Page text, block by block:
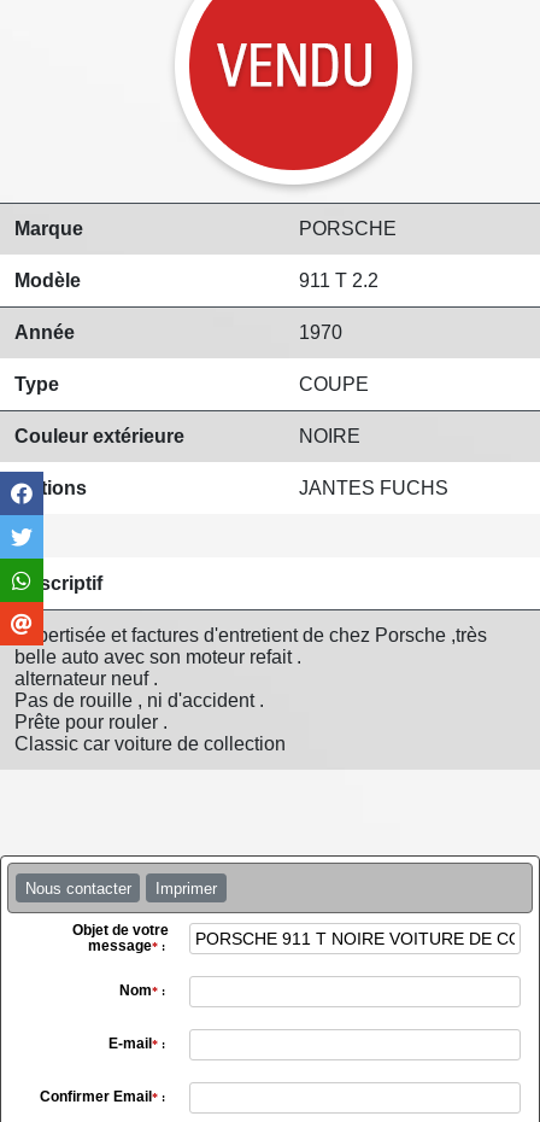
Marque PORSCHE
Modèle 911 T 2.2
Année 1970
Type COUPE
Couleur extérieure NOIRE
Options JANTES FUCHS
Descriptif
Expertisée et factures d'entretient de chez Porsche ,très
belle auto avec son moteur refait .
alternateur neuf .
Pas de rouille , ni d'accident .
Prête pour rouler .
Classic car voiture de collection
Nous contacter Imprimer
Objet de votre
message*:
Nom*:
E-mail *:
Confirmer Email *: